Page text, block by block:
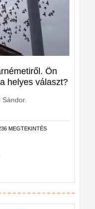
Ön
helyes választ?
Sándor.
MEGTEKINTÉS